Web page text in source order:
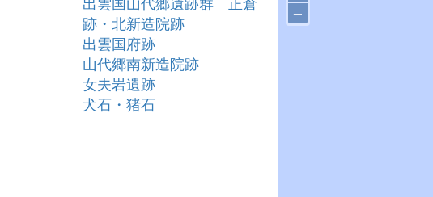
跡・北新造院跡
出雲国府跡
山代郷南新造院跡
女夫岩遺跡
犬石・猪石
–